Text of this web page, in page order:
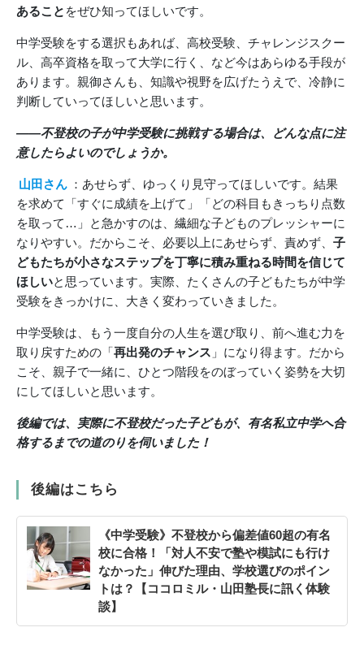
あること をぜひ知ってほしいです。
中学受験をする選択もあれば、高校受験、チャレンジスクー
ル、高卒資格を取って大学に行く、など今はあらゆる手段が
あります。親御さんも、知識や視野を広げたうえで、冷静に
判断していってほしいと思います。
――不登校の子が中学受験に挑戦する場合は、どんな点に注
意したらよいのでしょうか。
山田さん ：あせらず、ゆっくり見守ってほしいです。結果
を求めて「すぐに成績を上げて」「どの科目もきっちり点数
を取って…」と急かすのは、繊細な子どものプレッシャーに
なりやすい。だからこそ、必要以上にあせらず、責めず、 子
どもたちが小さなステップを丁寧に積み重ねる時間を信じて
ほしいと思っています。実際、たくさんの子どもたちが中学
受験をきっかけに、大きく変わっていきました。
中学受験は、もう一度自分の人生を選び取り、前へ進む力を
取り戻すための「再出発のチャンス 」になり得ます。だから
こそ、親子で一緒に、ひとつ階段をのぼっていく姿勢を大切
にしてほしいと思います。
後編では、実際に不登校だった子どもが、有名私立中学へ合
格するまでの道のりを伺いました！
後編はこちら
《中学受験》不登校から偏差値60超の有名
校に合格！「対人不安で塾や模試にも行け
なかった」伸びた理由、学校選びのポイン
トは？【ココロミル・山田塾長に訊く体験
談】